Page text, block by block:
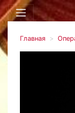
Главная